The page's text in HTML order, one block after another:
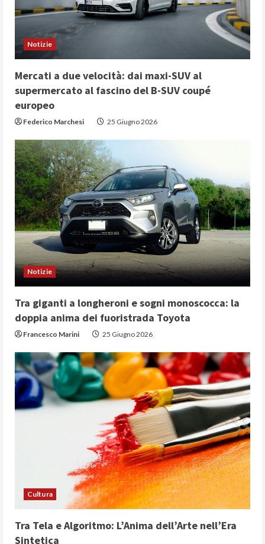
Notizie
Mercati a due velocità: dai maxi-SUV al
supermercato al fascino del B-SUV coupé
europeo
Federico Marchesi 25 Giugno 2026
Notizie
Tra giganti a longheroni e sogni monoscocca: la
doppia anima dei fuoristrada Toyota
Francesco Marini 25 Giugno 2026
Cultura
Tra Tela e Algoritmo: L’Anima dell’Arte nell’Era
Sintetica